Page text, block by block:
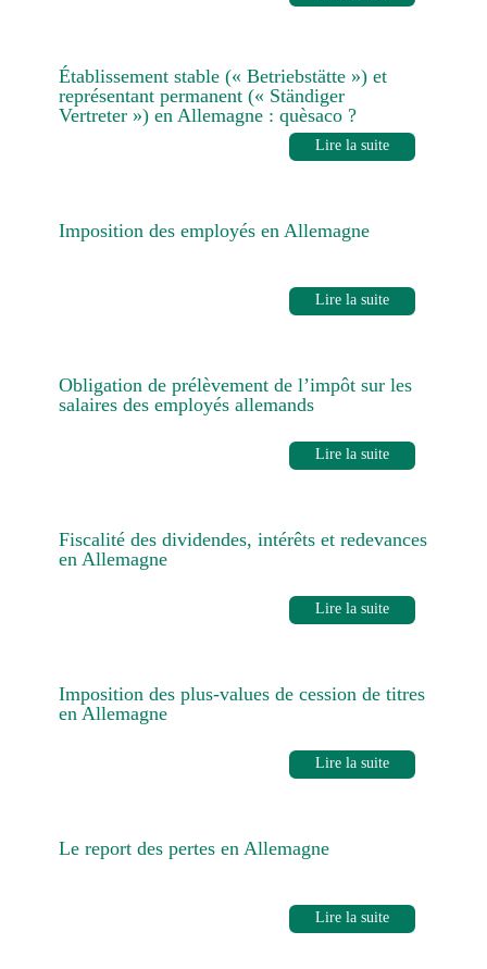
Établissement stable (« Betriebstätte ») et
représentant permanent (« Ständiger
Vertreter ») en Allemagne : quèsaco ?
Lire la suite
Imposition des employés en Allemagne
Lire la suite
Obligation de prélèvement de l’impôt sur les
salaires des employés allemands
Lire la suite
Fiscalité des dividendes, intérêts et redevances
en Allemagne
Lire la suite
Imposition des plus-values de cession de titres
en Allemagne
Lire la suite
Le report des pertes en Allemagne
Lire la suite